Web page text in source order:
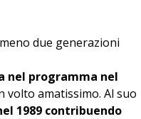
due generazioni
nel programma nel
volto amatissimo. Al suo
1989 contribuendo